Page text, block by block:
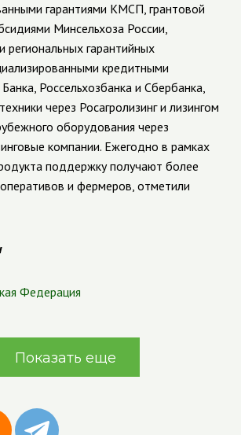
гарантиями КМСП, грантовой
Минсельхоза России,
региональных гарантийных
кредитными
Россельхозбанка и Сбербанка,
через Росагролизинг и лизингом
оборудования через
компании. Ежегодно в рамках
поддержку получают более
и фермеров, отметили
Федерация
Показать еще